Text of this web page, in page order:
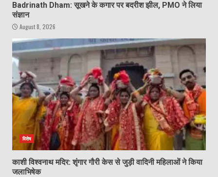
Badrinath Dham: सूखने के कगार पर बदरीश झील, PMO ने लिया
संज्ञान
August 8, 2026
विशेष
काशी विश्वनाथ मदिर: शृंगार गौरी केस से जुड़ी वादिनी महिलाओं ने किया
जलाभिषेक